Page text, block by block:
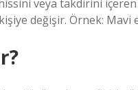
veya takdirini
değişir. Örnek: